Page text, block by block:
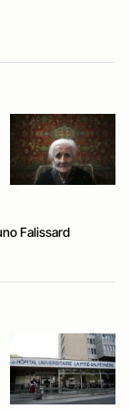
Falissard